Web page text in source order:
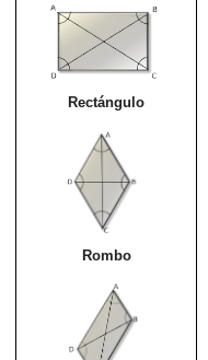
Rectángulo
Rombo